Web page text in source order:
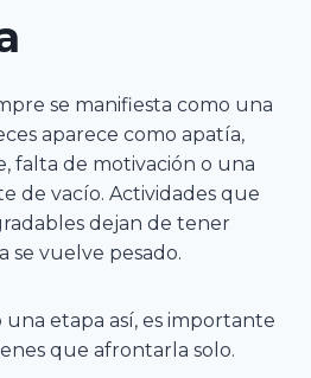
se manifiesta como una
aparece como apatía,
falta de motivación o una
de vacío. Actividades que
dejan de tener
se vuelve pesado.
una etapa así, es importante
que afrontarla solo.